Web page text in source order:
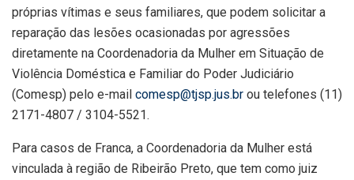
próprias vítimas e seus familiares, que podem solicitar a
reparação das lesões ocasionadas por agressões
diretamente na Coordenadoria da Mulher em Situação de
Violência Doméstica e Familiar do Poder Judiciário
(Comesp) pelo e-mail comesp@tjsp.jus.br ou telefones (11)
2171-4807 / 3104-5521.
Para casos de Franca, a Coordenadoria da Mulher está
vinculada à região de Ribeirão Preto, que tem como juiz